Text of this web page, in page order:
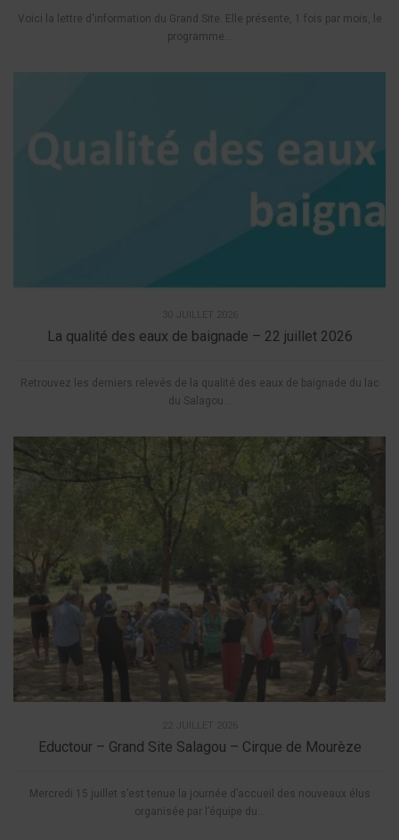
Voici la lettre d'information du Grand Site. Elle présente, 1 fois par mois, le
programme...
La qualité des eaux de baignade – 22 juillet 2026
Retrouvez les derniers relevés de la qualité des eaux de baignade du lac
du Salagou...
Eductour – Grand Site Salagou – Cirque de Mourèze
Mercredi 15 juillet s’est tenue la journée d’accueil des nouveaux élus
organisée par l’équipe du...